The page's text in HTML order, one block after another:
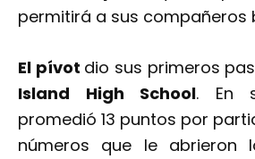
permitirá a sus compañeros
El pívot dio sus primeros
Island High School. En
promedió 13 puntos por
números que le abrieron